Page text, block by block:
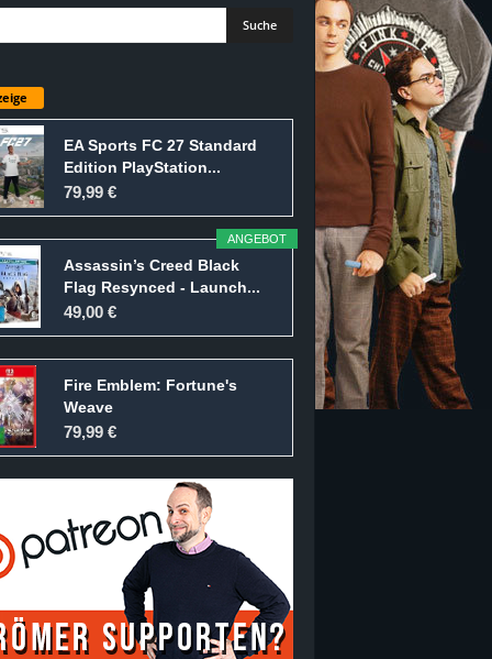
EA Sports FC 27 Standard
Edition PlayStation...
79,99 €
ANGEBOT
Assassin’s Creed Black
Flag Resynced - Launch...
49,00 €
Fire Emblem: Fortune's
Weave
79,99 €